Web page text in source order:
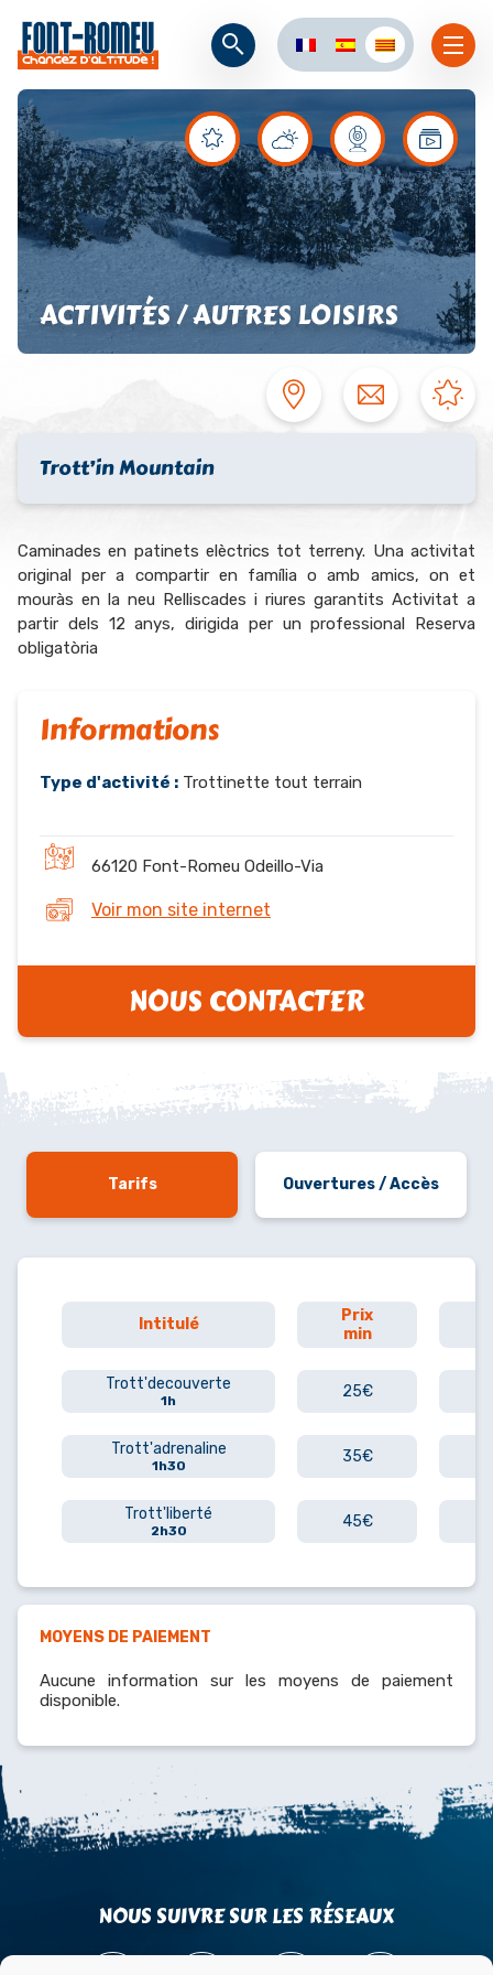
ACTIVITÉS / AUTRES LOISIRS
Trott’in Mountain
Caminades en patinets elèctrics tot terreny. Una activitat
original per a compartir en família o amb amics, on et
mouràs en la neu Relliscades i riures garantits Activitat a
partir dels 12 anys, dirigida per un professional Reserva
obligatòria
Informations
Type d'activité : Trottinette tout terrain
66120 Font-Romeu Odeillo-Via
Voir mon site internet
NOUS CONTACTER
Tarifs Ouvertures / Accès
Intitulé
Prix
min
Trott'decouverte
1h 25€
Trott'adrenaline
1h30 35€
Trott'liberté
2h30 45€
MOYENS DE PAIEMENT
Aucune information sur les moyens de paiement
disponible.
NOUS SUIVRE SUR LES RÉSEAUX